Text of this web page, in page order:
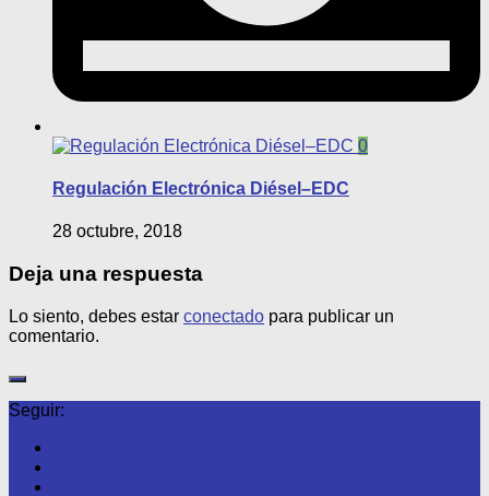
0
Regulación Electrónica Diésel–EDC
28 octubre, 2018
Deja una respuesta
Lo siento, debes estar conectado para publicar un
comentario.
Seguir: